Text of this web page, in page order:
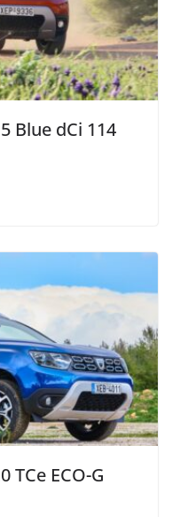
Blue dCi 114
TCe ECO-G